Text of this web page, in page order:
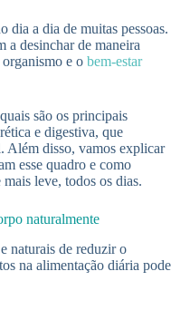
dia a dia de muitas pessoas.
a desinchar de maneira
e o bem-estar
são os principais
e digestiva, que
Além disso, vamos explicar
esse quadro e como
leve, todos os dias.
naturalmente
naturais de reduzir o
na alimentação diária pode